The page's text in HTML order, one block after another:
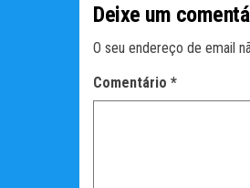
Deixe um
O seu endereço de email
Comentário *